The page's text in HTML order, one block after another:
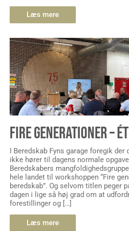
Læs mere
FIRE GENERATIONER –
I Beredskab Fyns garage foregik der
ikke hører til dagens normale
Beredskabers
hele landet til workshoppen “Fire
beredskab”. Og selvom titlen peger
dagen i lige så høj grad om at
forestillinger og […]
Læs mere